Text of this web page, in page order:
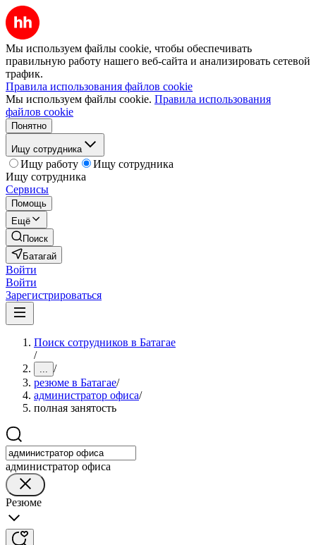
Мы используем файлы cookie, чтобы обеспечивать
правильную работу нашего веб-сайта и анализировать сетевой
трафик.
Правила использования файлов cookie
Мы используем файлы cookie. Правила использования
файлов cookie
Понятно
Ищу сотрудника
Ищу работу
Ищу сотрудника
Ищу сотрудника
Сервисы
Помощь
Ещё
Поиск
Батагай
Войти
Войти
Зарегистрироваться
Поиск сотрудников в Батагае
/
... /
резюме в Батагае/
администратор офиса/
полная занятость
администратор офиса
Резюме